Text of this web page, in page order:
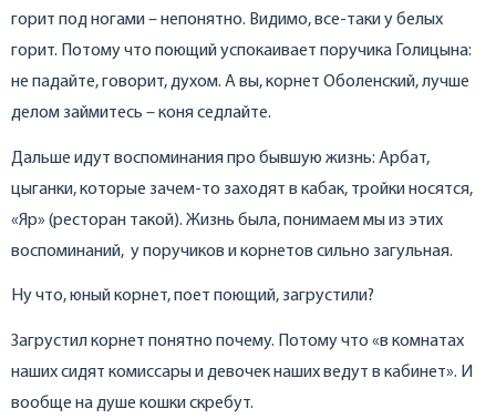
горит под ногами – непонятно. Видимо, все-таки у белых
горит. Потому что поющий успокаивает поручика Голицына:
не падайте, говорит, духом. А вы, корнет Оболенский, лучше
делом займитесь – коня седлайте.
Дальше идут воспоминания про бывшую жизнь: Арбат,
цыганки, которые зачем-то заходят в кабак, тройки носятся,
«Яр» (ресторан такой). Жизнь была, понимаем мы из этих
воспоминаний, у поручиков и корнетов сильно загульная.
Ну что, юный корнет, поет поющий, загрустили?
Загрустил корнет понятно почему. Потому что «в комнатах
наших сидят комиссары и девочек наших ведут в кабинет». И
вообще на душе кошки скребут.